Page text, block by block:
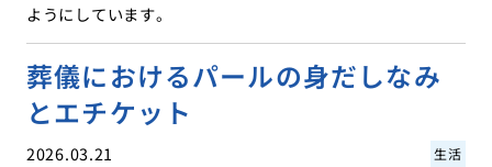
ようにしています。
葬儀におけるパールの身だしなみ
とエチケット
2026.03.21 生活